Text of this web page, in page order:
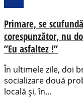
Primare, se
corespunzător, nu
”Eu asfaltez !”
În ultimele zile, doi
socializare două
locală și, în...